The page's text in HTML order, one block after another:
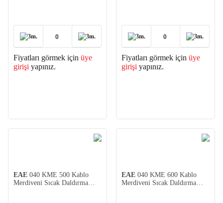
3m.
3m.
Fiyatları görmek için üye
girişi yapınız.
3m.
3m.
Fiyatları görmek için üye
girişi yapınız.
EAE 040 KME 500 Kablo
Merdiveni Sıcak Daldırma
EAE 040 KME 600 Kablo
Merdiveni Sıcak Daldırma